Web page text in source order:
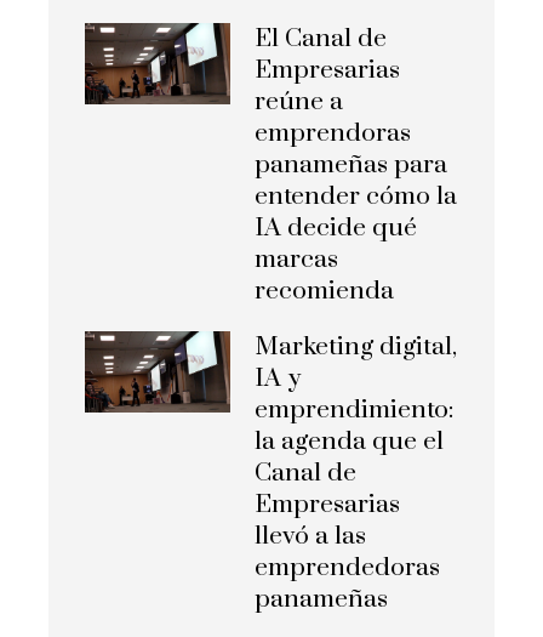
El Canal de
Empresarias
reúne a
emprendoras
panameñas para
entender cómo la
IA decide qué
marcas
recomienda
Marketing digital,
IA y
emprendimiento:
la agenda que el
Canal de
Empresarias
llevó a las
emprendedoras
panameñas